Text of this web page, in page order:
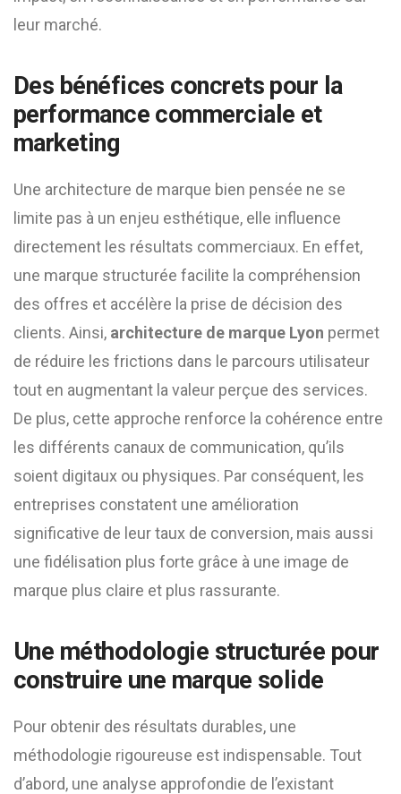
leur marché.
Des bénéfices concrets pour la
performance commerciale et
marketing
Une architecture de marque bien pensée ne se
limite pas à un enjeu esthétique, elle influence
directement les résultats commerciaux. En effet,
une marque structurée facilite la compréhension
des offres et accélère la prise de décision des
clients. Ainsi, architecture de marque Lyon permet
de réduire les frictions dans le parcours utilisateur
tout en augmentant la valeur perçue des services.
De plus, cette approche renforce la cohérence entre
les différents canaux de communication, qu’ils
soient digitaux ou physiques. Par conséquent, les
entreprises constatent une amélioration
significative de leur taux de conversion, mais aussi
une fidélisation plus forte grâce à une image de
marque plus claire et plus rassurante.
Une méthodologie structurée pour
construire une marque solide
Pour obtenir des résultats durables, une
méthodologie rigoureuse est indispensable. Tout
d’abord, une analyse approfondie de l’existant